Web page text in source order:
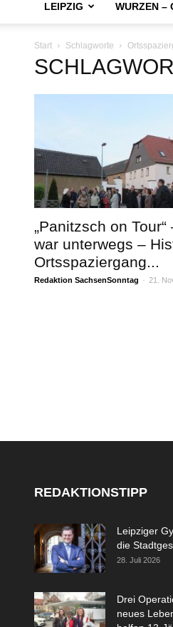
LEIPZIG WURZEN –
Start Schlagworte
„Panitzsch on
war unterwegs –
Ortsspaziergang...
Redaktion SachsenSonntag - 21.
REDAKTIONSTIPP
Leipziger
die
28. Juli 2026
Drei
neues